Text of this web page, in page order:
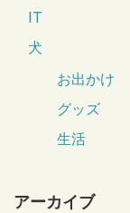
IT
犬
お出かけ
グッズ
生活
アーカイブ